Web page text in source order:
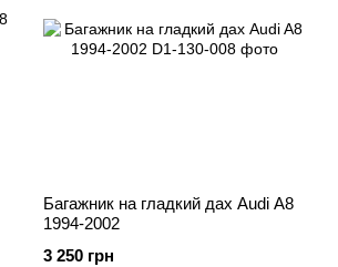
Багажник на гладкий дах Audi A8
1994-2002
3 250 грн